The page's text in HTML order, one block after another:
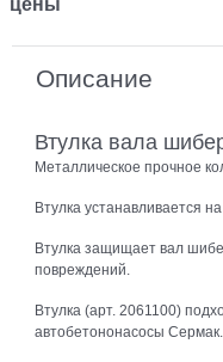
Описание
Втулка вала
Металлическое прочное
Втулка устанавливается
Втулка защищает вал
повреждений.
Втулка (арт. 2061100)
автобетононасосы Сермак.